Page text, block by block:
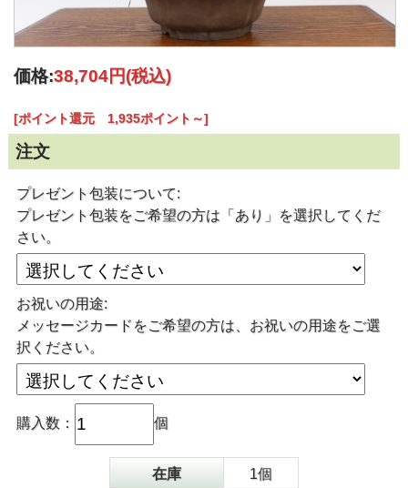
価格:38,704円(税込)
[ポイント還元 1,935ポイント～]
注文
プレゼント包装について:
プレゼント包装をご希望の方は「あり」を選択してくだ
さい。
お祝いの用途:
メッセージカードをご希望の方は、お祝いの用途をご選
択ください。
購入数： 個
在庫 1個